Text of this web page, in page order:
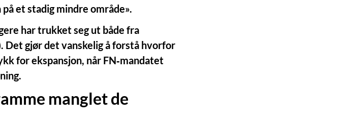
et stadig mindre område».
har trukket seg ut både fra
Det gjør det vanskelig å forstå hvorfor
for ekspansjon, når FN‑mandatet
manglet de